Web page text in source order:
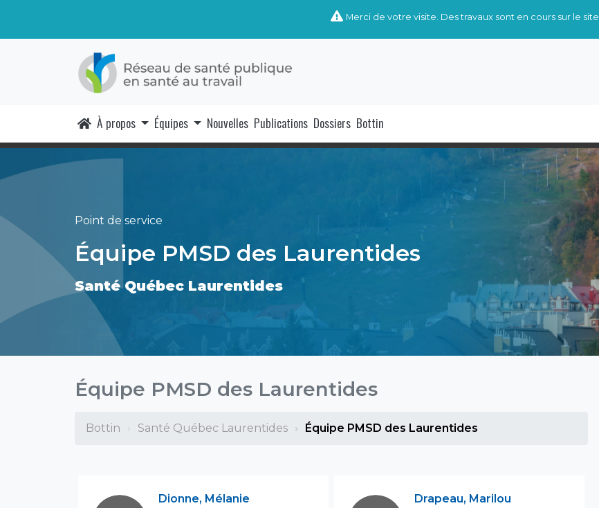
Merci de votre visite. Des travaux sont en cours sur le site
À propos Équipes Nouvelles Publications Dossiers Bottin
Point de service
Équipe PMSD des Laurentides
Santé Québec Laurentides
Équipe PMSD des Laurentides
Bottin Santé Québec Laurentides Équipe PMSD des Laurentides
Dionne, Mélanie Drapeau, Marilou